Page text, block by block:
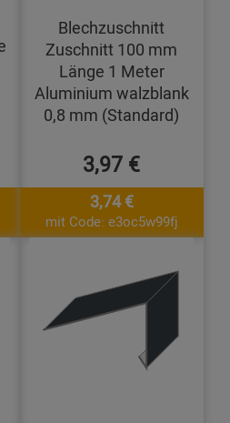
Blechzuschnitt
Zuschnitt 100 mm
Länge 1 Meter
Aluminium walzblank
0,8 mm (Standard)
3,97 €
3,74 €
mit Code: e3oc5w99fj